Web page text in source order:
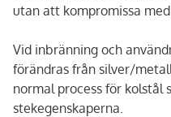
utan att kompromissa
Vid inbränning och
förändras från silver/
normal process för
stekegenskaperna.